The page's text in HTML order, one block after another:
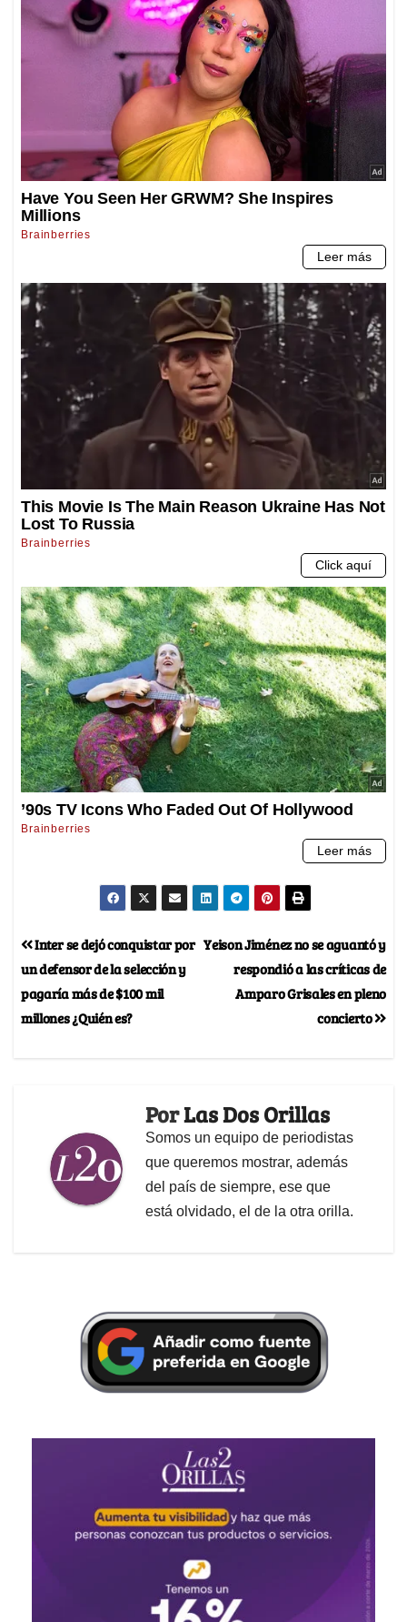
Yeison Jiménez no se aguantó y
respondió a las críticas de
Amparo Grisales en pleno
concierto
Inter se dejó conquistar por
un defensor de la selección y
pagaría más de $100 mil
millones ¿Quién es?
PorLas Dos Orillas
Somos un equipo de periodistas
que queremos mostrar, además
del país de siempre, ese que
está olvidado, el de la otra orilla.